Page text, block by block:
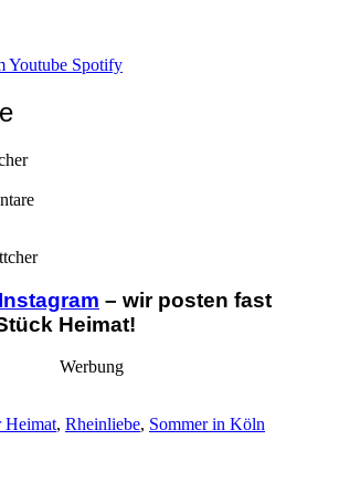
Youtube Spotify
– wir posten fast
Heimat!
Werbung
Heimat, Rheinliebe, Sommer in Köln